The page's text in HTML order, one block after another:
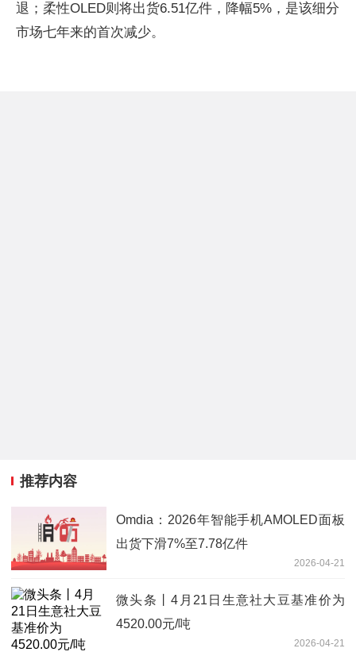
退；柔性OLED则将出货6.51亿件，降幅5%，是该细分
市场七年来的首次减少。
推荐内容
Omdia：2026年智能手机AMOLED面板
出货下滑7%至7.78亿件
2026-04-21
微头条丨4月21日生意社大豆基准价为
4520.00元/吨
2026-04-21